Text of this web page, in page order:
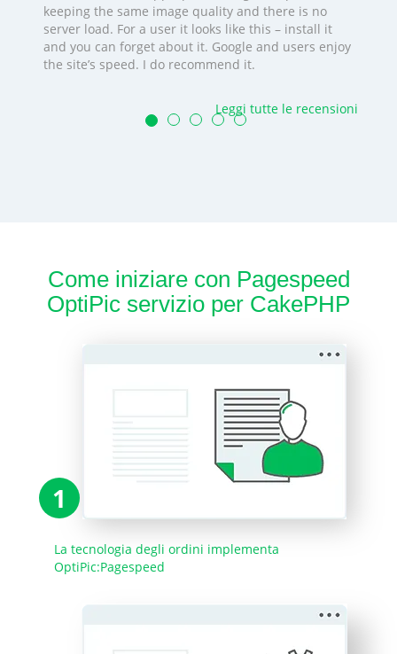
keeping the same image quality and there is no
server load. For a user it looks like this – install it
and you can forget about it. Google and users enjoy
the site’s speed. I do recommend it.
Leggi tutte le recensioni
Come iniziare con Pagespeed
OptiPic servizio per CakePHP
1
La tecnologia degli ordini implementa
OptiPic:Pagespeed